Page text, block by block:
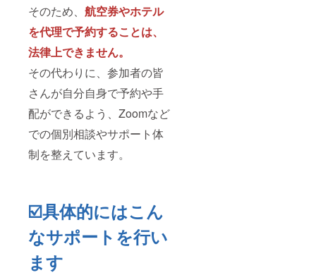
そのため、 航空券やホテル
を代理で予約することは、
法律上できません。
その代わりに、参加者の皆
さんが自分自身で予約や手
配ができるよう、Zoomなど
での個別相談やサポート体
制を整えています。
☑️具体的にはこん
なサポートを行い
ます